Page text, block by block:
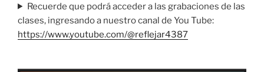
Recuerde que podrá acceder a las grabaciones de las
clases, ingresando a nuestro canal de You Tube:
https://www.youtube.com/@reflejar4387